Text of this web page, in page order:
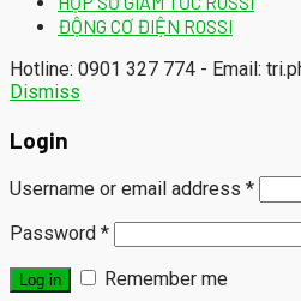
ĐỘNG CƠ ĐIỆN ROSSI
Hotline: 0901 327 774 - Email:
Dismiss
Login
Username or email address *
Password *
Log in Remember me